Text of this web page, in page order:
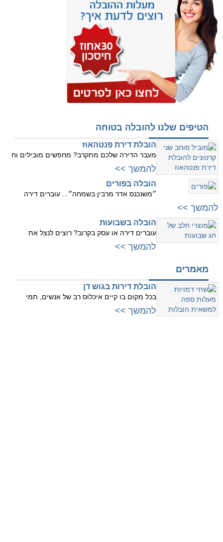
הטיפים שלנו להובלה בטוחה
הובלת דירת פנטהאוז
מעבר הדירה שלכם מתקרב? מחפשים מובילים וח
להמשך >>
הובלה בפורים
״משנכנס אדר מרבין בשמחה״... עוברים דירה
להמשך >>
הובלה בשבועות
עוברים דירה או עסק בקרוב? רוצים לנצל את
להמשך >>
מאמרים
הובלת דירות בגוש דן
בכל מקום בו קיים איכלוס רב של אנשים, תמי
להמשך >>